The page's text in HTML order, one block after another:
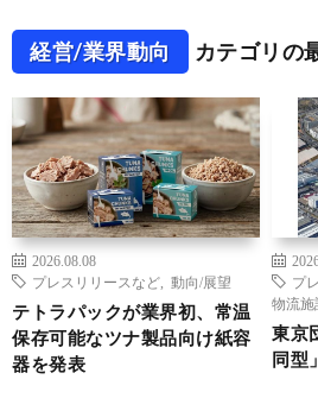
経営/業界動向 カテゴリの
2026.08.08
プレスリリースなど
動向/展望
テトラパックが業界初、常温
保存可能なツナ製品向け紙容
器を発表
プ
物流施
東京
同型